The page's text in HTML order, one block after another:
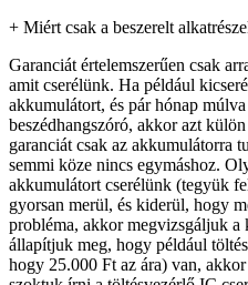
+ Miért csak a beszerelt
Garanciát értelemszerűen csak
amit cserélünk. Ha például
akkumulátort, és pár hónap
beszédhangszóró, akkor azt
garanciát csak az akkumulátorra
semmi köze nincs egymáshoz.
akkumulátort cserélünk (tegyük
gyorsan merül, és kiderül, hogy
probléma, akkor megvizsgáljuk a
állapítjuk meg, hogy például
hogy 25.000 Ft az ára) van,